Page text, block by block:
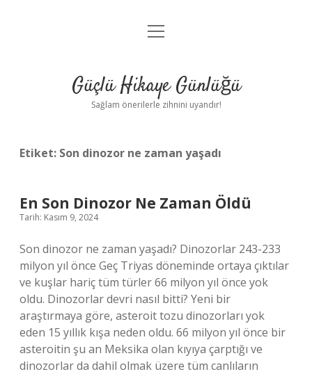
Anasayfa
Yasal Uyarı
menüyü
Güçlü Hikaye Günlüğü
Sağlam önerilerle zihnini uyandır!
Etiket: Son dinozor ne zaman yaşadı
En Son Dinozor Ne Zaman Öldü
Tarih: Kasım 9, 2024
Son dinozor ne zaman yaşadı? Dinozorlar 243-233
milyon yıl önce Geç Triyas döneminde ortaya çıktılar
ve kuşlar hariç tüm türler 66 milyon yıl önce yok
oldu. Dinozorlar devri nasıl bitti? Yeni bir
araştırmaya göre, asteroit tozu dinozorları yok
eden 15 yıllık kışa neden oldu. 66 milyon yıl önce bir
asteroitin şu an Meksika olan kıyıya çarptığı ve
dinozorlar da dahil olmak üzere tüm canlıların